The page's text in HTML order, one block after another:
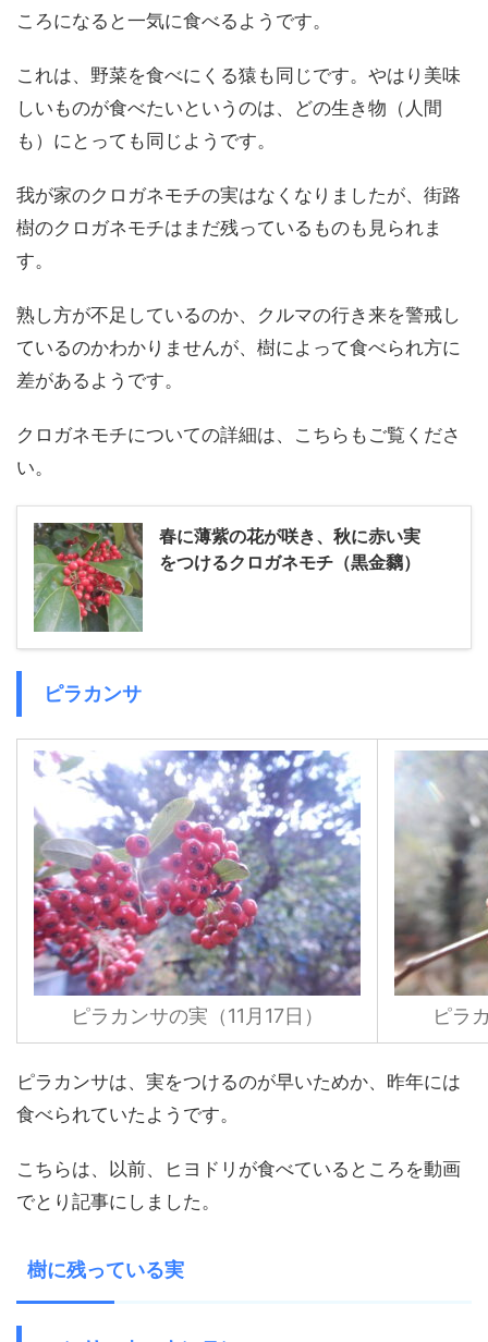
ころになると一気に食べるようです。
これは、野菜を食べにくる猿も同じです。やはり美味
しいものが食べたいというのは、どの生き物（人間
も）にとっても同じようです。
我が家のクロガネモチの実はなくなりましたが、街路
樹のクロガネモチはまだ残っているものも見られま
す。
熟し方が不足しているのか、クルマの行き来を警戒し
ているのかわかりませんが、樹によって食べられ方に
差があるようです。
クロガネモチについての詳細は、こちらもご覧くださ
い。
春に薄紫の花が咲き、秋に赤い実
をつけるクロガネモチ（黒金黐）
ピラカンサ
ピラカンサの実（11月17日） ピラ
ピラカンサは、実をつけるのが早いためか、昨年には
食べられていたようです。
こちらは、以前、ヒヨドリが食べているところを動画
でとり記事にしました。
樹に残っている実